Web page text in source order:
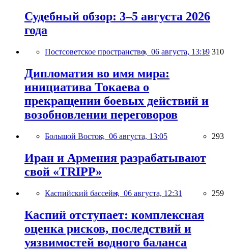
Судебный обзор: 3–5 августа 2026
года
Постсоветское пространство, 06 августа, 13:19 310
Дипломатия во имя мира:
инициатива Токаева о
прекращении боевых действий и
возобновлении переговоров
Большой Восток, 06 августа, 13:05 293
Иран и Армения разрабатывают
свой «TRIPP»
Каспийский бассейн, 06 августа, 12:31 259
Каспий отступает: комплексная
оценка рисков, последствий и
уязвимостей водного баланса